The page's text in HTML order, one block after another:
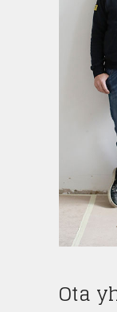
Ota